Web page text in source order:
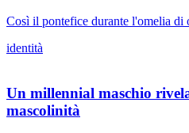
Così il pontefice durante l'omelia di
identità
Un millennial maschio
mascolinità